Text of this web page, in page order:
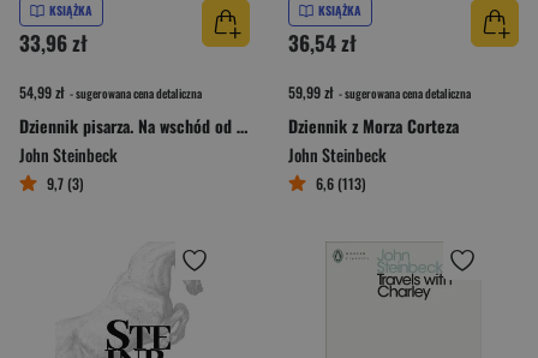
KSIĄŻKA
33,96 zł
54,99 zł - sugerowana cena detaliczna
Dziennik pisarza. Na wschód od Edenu w osobistych zapiskach
John Steinbeck
9,7 (3)
KSIĄŻKA
36,54 zł
59,99 zł - sugerowana cena detaliczna
Dziennik z Morza Corteza
John Steinbeck
6,6 (113)